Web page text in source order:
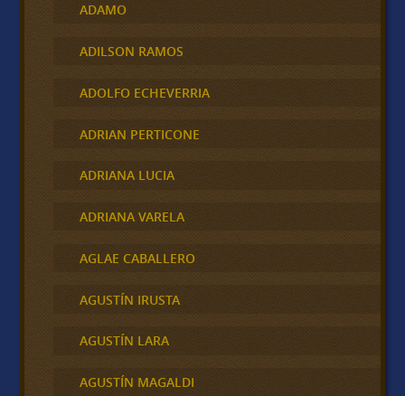
ADAMO
ADILSON RAMOS
ADOLFO ECHEVERRIA
ADRIAN PERTICONE
ADRIANA LUCIA
ADRIANA VARELA
AGLAE CABALLERO
AGUSTÍN IRUSTA
AGUSTÍN LARA
AGUSTÍN MAGALDI